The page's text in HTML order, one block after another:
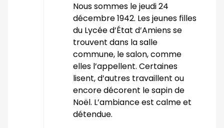
Nous sommes le jeudi 24
décembre 1942. Les jeunes filles
du Lycée d’État d’Amiens se
trouvent dans la salle
commune, le salon, comme
elles l’appellent. Certaines
lisent, d’autres travaillent ou
encore décorent le sapin de
Noël. L’ambiance est calme et
détendue.